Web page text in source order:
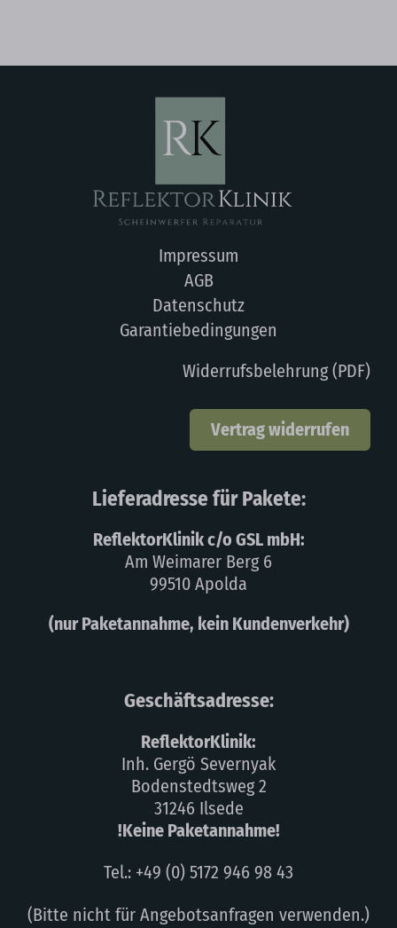
Geschäftsadresse:
ReflektorKlinik:
Inh. Gergö Severnyak
Bodenstedtsweg 2
31246 Ilsede
!Keine Paketannahme!
Tel.: +49 (0) 5172 946 98 43
(Bitte nicht für Angebotsanfragen verwenden.)
Lieferadresse für Pakete:
ReflektorKlinik c/o GSL mbH:
Am Weimarer Berg 6
99510 Apolda
(nur Paketannahme, kein Kundenverkehr)
Impressum
AGB
Datenschutz
Garantiebedingungen
Widerrufsbelehrung (PDF)
Vertrag widerrufen